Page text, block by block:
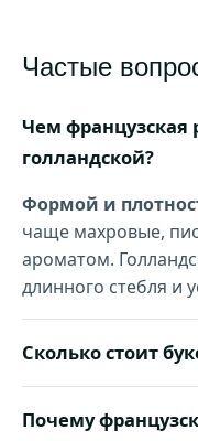
Частые
Чем французская
голландской?
Формой и
чаще махровые,
ароматом.
длинного стебля и
Сколько стоит
Почему